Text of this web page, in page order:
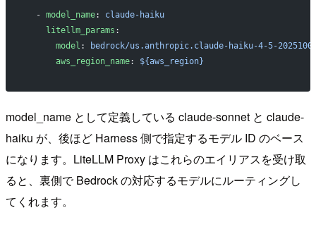
  -
model_name: claude-haiku
    litellm_params
:
      model
:
bedrock/us.anthropic.claude-haiku-4-5-
      aws_region_name
: ${aws_region}
model_name として定義している claude-sonnet と claude-
haiku が、後ほど Harness 側で指定するモデル ID のベース
になります。LiteLLM Proxy はこれらのエイリアスを受け取
ると、裏側で Bedrock の対応するモデルにルーティングし
てくれます。